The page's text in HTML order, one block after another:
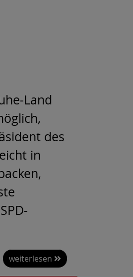
Land
des
in
weiterlesen